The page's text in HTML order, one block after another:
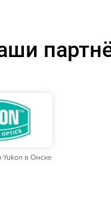
в Омске